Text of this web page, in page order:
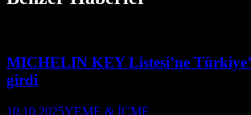
MICHELIN KEY Listesi’ne
girdi
10.10.2025YEME & İÇME